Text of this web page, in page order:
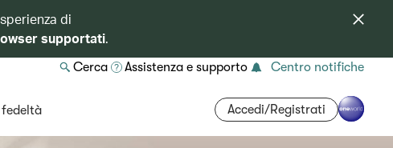
di
supportati.
Cerca Assistenza e supporto Centro notifiche
fedeltà Accedi/Registrati